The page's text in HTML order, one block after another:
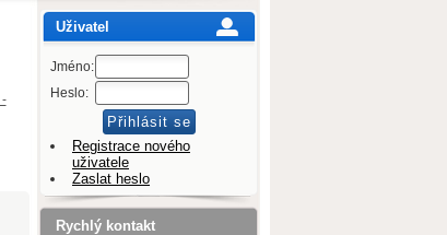
Uživatel
Jméno:
Heslo:
Registrace nového
uživatele
Zaslat heslo
Rychlý kontakt